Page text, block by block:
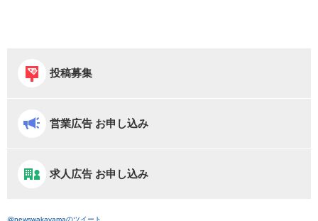
投稿募集
営業広告 お申し込み
求人広告 お申し込み